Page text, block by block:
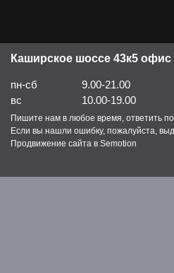
Каширское шоссе 43к5 офис
пн-сб
9.00-21.00
вс
10.00-19.00
Пишите нам в любое время, ответить
Если вы нашли ошибку, пожалуйста,
Продвижение сайта в Semotion